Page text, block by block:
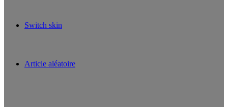
Switch skin
Article aléatoire